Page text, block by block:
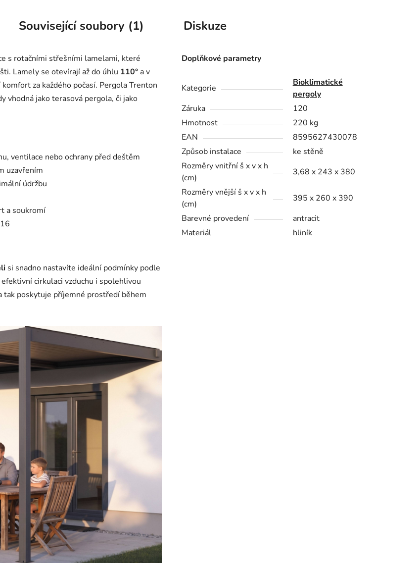
Související soubory (1) Diskuze
s rotačními střešními lamelami, které
Lamely se otevírají až do úhlu 110° a v
za každého počasí. Pergola Trenton
vhodná jako terasová pergola, či jako
ventilace nebo ochrany před deštěm
uzavřením
údržbu
a soukromí
si snadno nastavíte ideální podmínky podle
cirkulaci vzduchu i spolehlivou
tak poskytuje příjemné prostředí během
Doplňkové parametry
Kategorie
Bioklimatické
pergoly
Záruka
120
Hmotnost
220 kg
EAN
8595627430078
Způsob instalace
ke stěně
Rozměry vnitřní š x v x h
(cm)
3,68 x 243 x 380
Rozměry vnější š x v x h
(cm)
395 x 260 x 390
Barevné provedení
antracit
Materiál
hliník